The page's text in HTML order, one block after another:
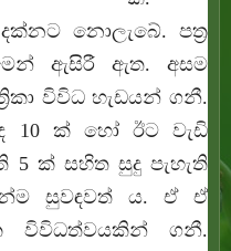
නොලැබේ. පත්‍ර
ඇසිරී ඇත. අසම
විවිධ හැඩයන් ගනී.
10 ක් හෝ ඊට වැඩි
5 ක් සහිත සුදු පැහැති
සුවඳවත් ය. ඒ ඒ
විවිධත්වයකින් ගනී.